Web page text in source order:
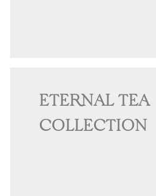
ETERNAL TEA
COLLECTION